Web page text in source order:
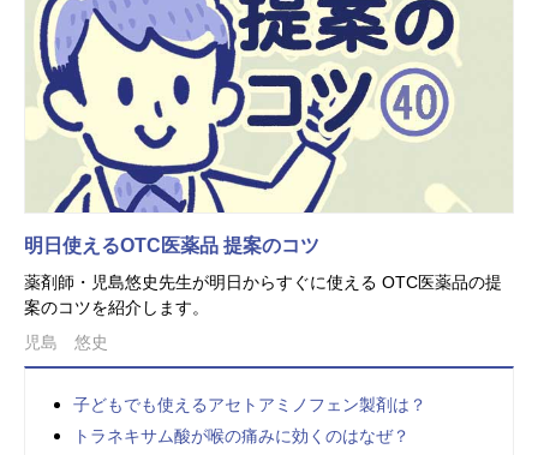
明日使えるOTC医薬品 提案のコツ
薬剤師・児島悠史先生が明日からすぐに使える OTC医薬品の提
案のコツを紹介します。
児島 悠史
子どもでも使えるアセトアミノフェン製剤は？
トラネキサム酸が喉の痛みに効くのはなぜ？